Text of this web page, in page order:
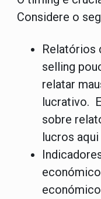
Considere o
Relatórios
selling
relatar
lucrativo.
sobre
lucros aqui